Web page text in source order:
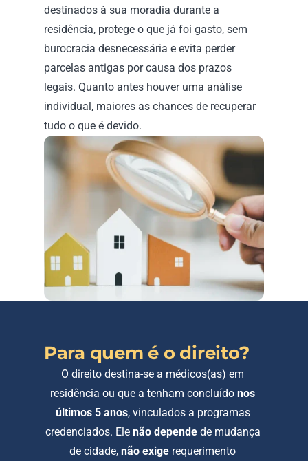
destinados à sua moradia durante a
residência, protege o que já foi gasto, sem
burocracia desnecessária e evita perder
parcelas antigas por causa dos prazos
legais. Quanto antes houver uma análise
individual, maiores as chances de recuperar
tudo o que é devido.
Para quem é o direito?
O direito destina-se a médicos(as) em
residência ou que a tenham concluído nos
últimos 5 anos, vinculados a programas
credenciados. Ele não depende de mudança
de cidade, não exige requerimento